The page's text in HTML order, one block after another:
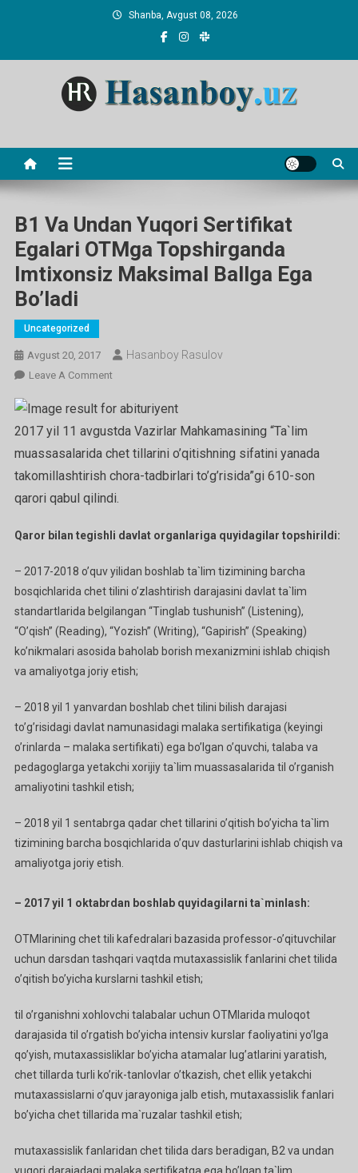
Shanba, Avgust 08, 2026
B1 Va Undan Yuqori Sertifikat
Egalari OTMga Topshirganda
Imtixonsiz Maksimal Ballga Ega
Bo’ladi
Uncategorized
Avgust 20, 2017 Hasanboy Rasulov
Leave A CommentOn
Va
Undan
Yuqori
OTMga
Imtixonsiz
Ballga
Ega
Bo’ladi
2017 yil 11 avgustda Vazirlar Mahkamasining “Ta`lim
muassasalarida chet tillarini o’qitishning sifatini yanada
takomillashtirish chora-tadbirlari to’g’risida”gi 610-son
qarori qabul qilindi.
Qaror bilan tegishli davlat organlariga quyidagilar topshirildi:
– 2017-2018 o’quv yilidan boshlab ta`lim tizimining barcha
bosqichlarida chet tilini o’zlashtirish darajasini davlat ta`lim
standartlarida belgilangan “Tinglab tushunish” (Listening),
“O’qish” (Reading), “Yozish” (Writing), “Gapirish” (Speaking)
ko’nikmalari asosida baholab borish mexanizmini ishlab chiqish
va amaliyotga joriy etish;
– 2018 yil 1 yanvardan boshlab chet tilini bilish darajasi
to’g’risidagi davlat namunasidagi malaka sertifikatiga (keyingi
o’rinlarda – malaka sertifikati) ega bo’lgan o’quvchi, talaba va
pedagoglarga yetakchi xorijiy ta`lim muassasalarida til o’rganish
amaliyotini tashkil etish;
– 2018 yil 1 sentabrga qadar chet tillarini o’qitish bo’yicha ta`lim
tizimining barcha bosqichlarida o’quv dasturlarini ishlab chiqish va
amaliyotga joriy etish.
– 2017 yil 1 oktabrdan boshlab quyidagilarni ta`minlash:
OTMlarining chet tili kafedralari bazasida professor-o’qituvchilar
uchun darsdan tashqari vaqtda mutaxassislik fanlarini chet tilida
o’qitish bo’yicha kurslarni tashkil etish;
til o’rganishni xohlovchi talabalar uchun OTMlarida muloqot
darajasida til o’rgatish bo’yicha intensiv kurslar faoliyatini yo’lga
qo’yish, mutaxassisliklar bo’yicha atamalar lug’atlarini yaratish,
chet tillarda turli ko’rik-tanlovlar o’tkazish, chet ellik yetakchi
mutaxassislarni o’quv jarayoniga jalb etish, mutaxassislik fanlari
bo’yicha chet tillarida ma`ruzalar tashkil etish;
mutaxassislik fanlaridan chet tilida dars beradigan, B2 va undan
yuqori darajadagi malaka sertifikatga ega bo’lgan ta`lim